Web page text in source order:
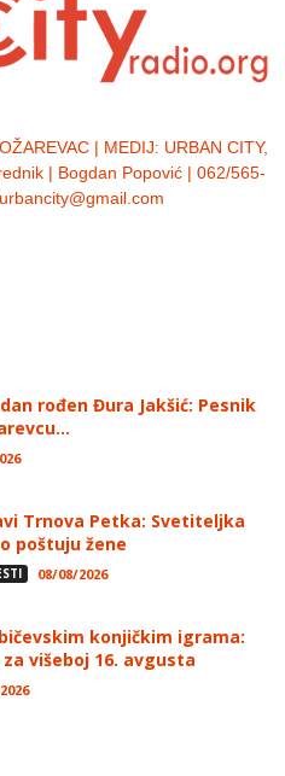
| MEDIJ: URBAN CITY,
| Bogdan Popović | 062/565-
rođen Đura Jakšić: Pesnik
Trnova Petka: Svetiteljka
poštuju žene
08/08/2026
konjičkim igrama:
višeboj 16. avgusta